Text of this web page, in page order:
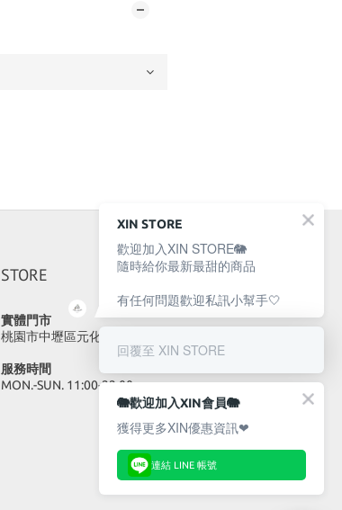
STORE
實體門市
桃園市中壢區元化路23號
服務時間
MON.-SUN. 11:00-22:00
XIN STORE
歡迎加入XIN STORE🐘
隨時給你最新最甜的商品
有任何問題歡迎私訊小幫手🤍
回覆至 XIN STORE
🐘歡迎加入XIN會員🐘
獲得更多XIN優惠資訊❤
連結 LINE 帳號